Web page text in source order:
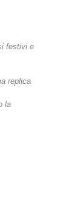
festivi e
replica
la